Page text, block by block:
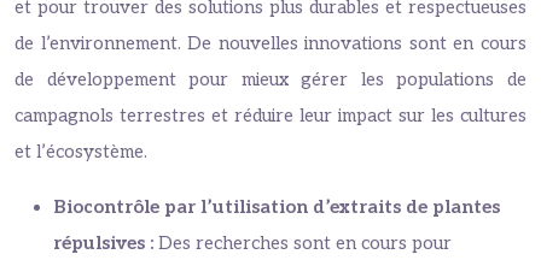
et pour trouver des solutions plus durables et respectueuses
de l’environnement. De nouvelles innovations sont en cours
de développement pour mieux gérer les populations de
campagnols terrestres et réduire leur impact sur les cultures
et l’écosystème.
Biocontrôle par l’utilisation d’extraits de plantes
répulsives : Des recherches sont en cours pour